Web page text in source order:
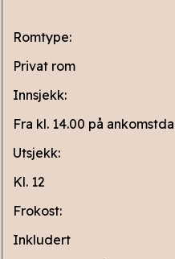
Romtype:
Privat rom
Innsjekk:
Fra kl. 14.00 på
Utsjekk:
Kl. 12
Frokost:
Inkludert